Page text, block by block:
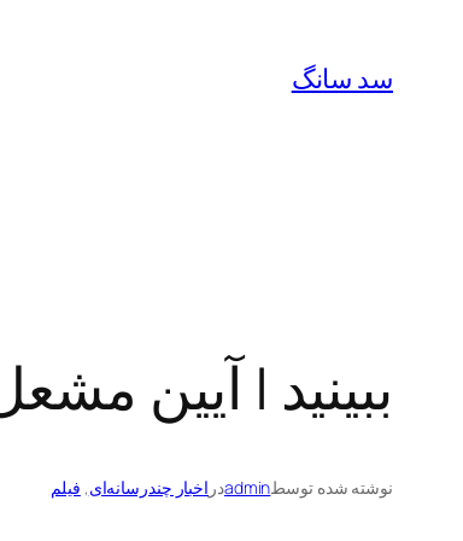
سد سانگ
ببینید | آیین
نوشته شده توسطadminدر اخبار چندرسانه‌ای, فیلم